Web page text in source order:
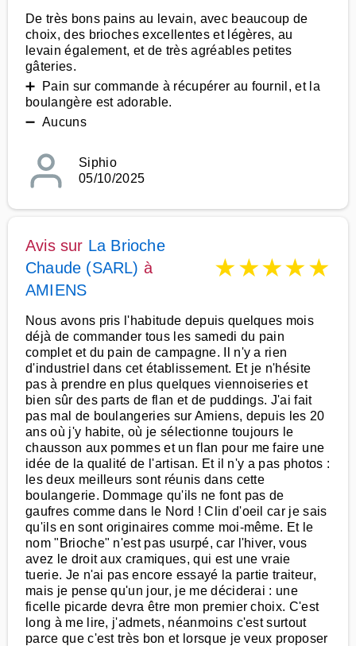
De très bons pains au levain, avec beaucoup de
choix, des brioches excellentes et légères, au
levain également, et de très agréables petites
gâteries.
➕ Pain sur commande à récupérer au fournil, et la
boulangère est adorable.
➖ Aucuns
Siphio
05/10/2025
Avis sur La Brioche
Chaude (SARL) à
AMIENS
★★★★★
Nous avons pris l'habitude depuis quelques mois
déjà de commander tous les samedi du pain
complet et du pain de campagne. Il n'y a rien
d'industriel dans cet établissement. Et je n'hésite
pas à prendre en plus quelques viennoiseries et
bien sûr des parts de flan et de puddings. J'ai fait
pas mal de boulangeries sur Amiens, depuis les 20
ans où j'y habite, où je sélectionne toujours le
chausson aux pommes et un flan pour me faire une
idée de la qualité de l'artisan. Et il n'y a pas photos :
les deux meilleurs sont réunis dans cette
boulangerie. Dommage qu'ils ne font pas de
gaufres comme dans le Nord ! Clin d'oeil car je sais
qu'ils en sont originaires comme moi-même. Et le
nom "Brioche" n'est pas usurpé, car l'hiver, vous
avez le droit aux cramiques, qui est une vraie
tuerie. Je n'ai pas encore essayé la partie traiteur,
mais je pense qu'un jour, je me déciderai : une
ficelle picarde devra être mon premier choix. C'est
long à me lire, j'admets, néanmoins c'est surtout
parce que c'est très bon et lorsque je veux proposer